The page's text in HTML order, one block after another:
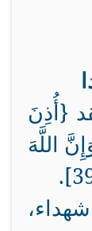
{أُذِنَ
اللَّهَ